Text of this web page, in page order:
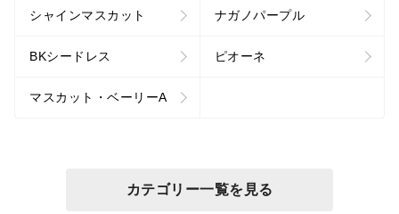
シャインマスカット ナガノパープル
BKシードレス ピオーネ
マスカット・ベーリーA
カテゴリー一覧を見る